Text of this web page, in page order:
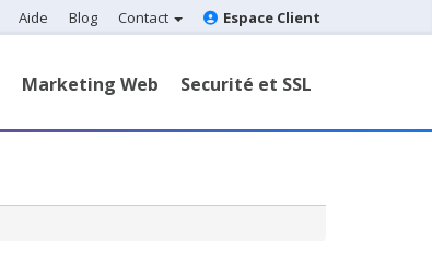
Aide Blog Contact Espace Client
Marketing Web Securité et SSL